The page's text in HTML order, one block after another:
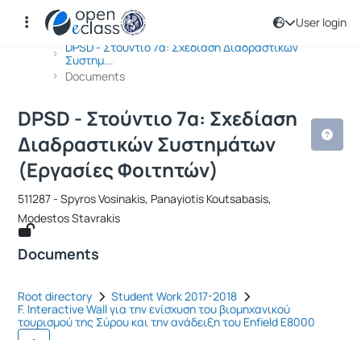
User login
Αρχική Σελίδα
DPSD - Στούντιο 7α: Σχεδίαση Διαδραστικών
Συστημ...
Documents
Course : DPSD - Στούντιο 7α:
Course code : 511287
DPSD - Στούντιο 7α: Σχεδίαση
Διαδραστικών Συστημάτων
(Εργασίες Φοιτητών)
511287 - Spyros Vosinakis, Panayiotis Koutsabasis,
Modestos Stavrakis
Documents
Root directory
Student Work 2017-2018
F. Interactive Wall για την ενίσχυση του βιομηχανικού
τουρισμού της Σύρου και την ανάδειξη του Enfield E8000